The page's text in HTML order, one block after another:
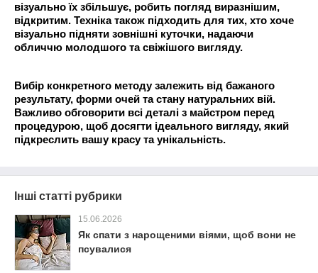
візуально їх збільшує, робить погляд виразнішим,
відкритим. Техніка також підходить для тих, хто хоче
візуально підняти зовнішні куточки, надаючи
обличчю молодшого та свіжішого вигляду.
Вибір конкретного методу залежить від бажаного
результату, форми очей та стану натуральних вій.
Важливо обговорити всі деталі з майстром перед
процедурою, щоб досягти ідеального вигляду, який
підкреслить вашу красу та унікальність.
Інші статті рубрики
15.06.2026
Як спати з нарощеними віями, щоб вони не
псувалися